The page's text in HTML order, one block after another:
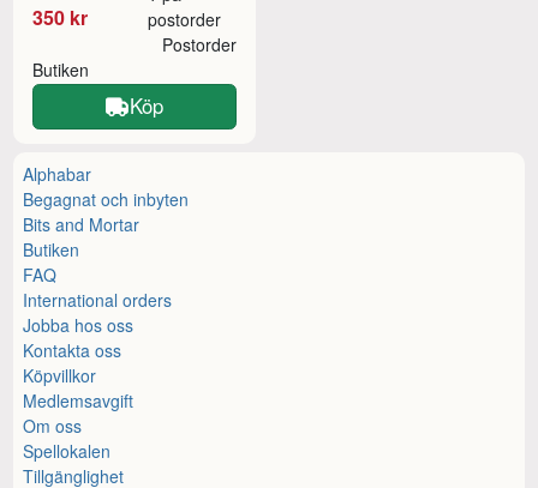
350 kr
postorder
Butiken
Postorder
Köp
Alphabar
Begagnat och inbyten
Bits and Mortar
Butiken
FAQ
International orders
Jobba hos oss
Kontakta oss
Köpvillkor
Medlemsavgift
Om oss
Spellokalen
Tillgänglighet